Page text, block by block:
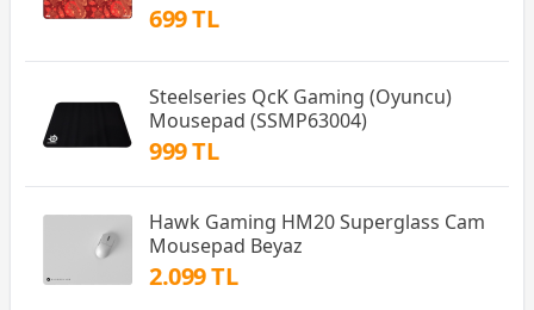
699 TL
Steelseries QcK Gaming (Oyuncu)
Mousepad (SSMP63004)
999 TL
Hawk Gaming HM20 Superglass Cam
Mousepad Beyaz
2.099 TL